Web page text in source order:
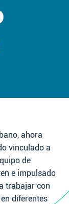
ahora
vinculado a
de
e impulsado
trabajar con
diferentes